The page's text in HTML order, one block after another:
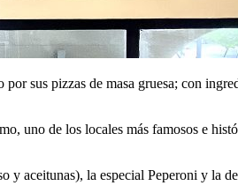
sus pizzas de masa gruesa; con
uno de los locales más famosos e
y aceitunas), la especial Peperoni y la